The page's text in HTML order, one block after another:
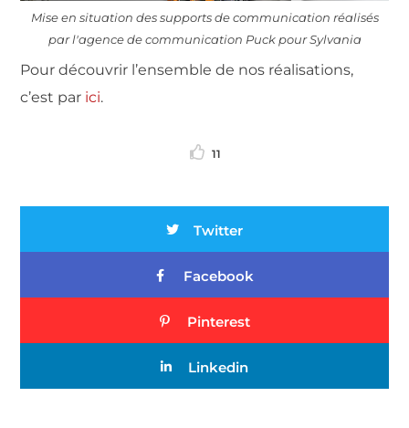
Mise en situation des supports de communication réalisés
par l'agence de communication Puck pour Sylvania
Pour découvrir l’ensemble de nos réalisations,
c’est par ici.
11
Twitter
Facebook
Pinterest
Linkedin